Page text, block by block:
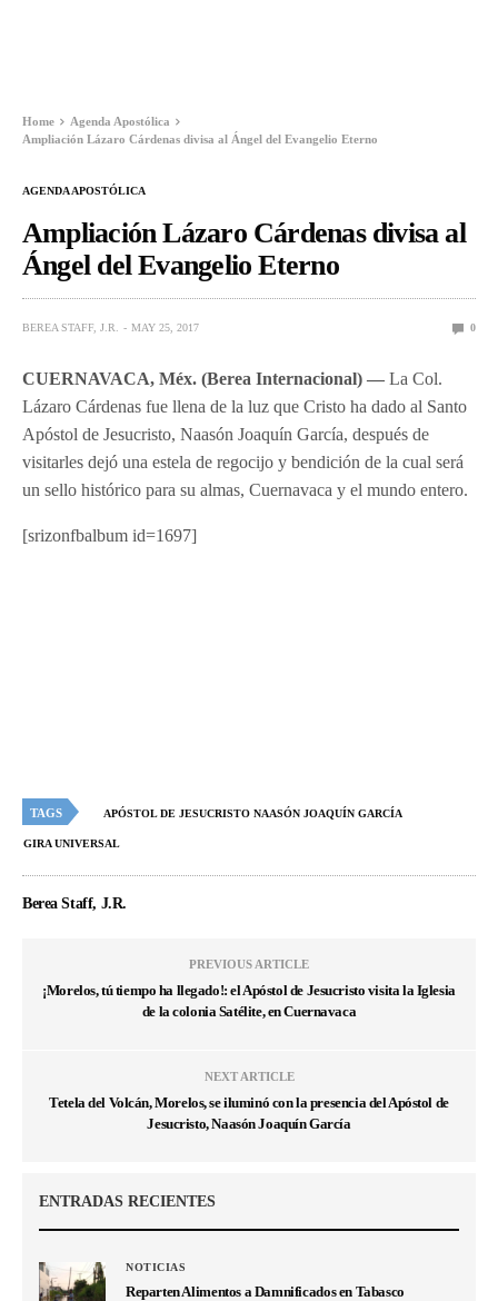
Home
Agenda Apostólica
Ampliación Lázaro Cárdenas divisa al Ángel del Evangelio Eterno
AGENDA APOSTÓLICA
Ampliación Lázaro Cárdenas divisa al
Ángel del Evangelio Eterno
BEREA STAFF, J.R. MAY 25, 2017 0
CUERNAVACA, Méx. (Berea Internacional) — La Col.
Lázaro Cárdenas fue llena de la luz que Cristo ha dado al Santo
Apóstol de Jesucristo, Naasón Joaquín García, después de
visitarles dejó una estela de regocijo y bendición de la cual será
un sello histórico para su almas, Cuernavaca y el mundo entero.
[srizonfbalbum id=1697]
TAGS APÓSTOL DE JESUCRISTO NAASÓN JOAQUÍN GARCÍA
GIRA UNIVERSAL
Berea Staff, J.R.
PREVIOUS ARTICLE
¡Morelos, tú tiempo ha llegado!: el Apóstol de Jesucristo visita la Iglesia
de la colonia Satélite, en Cuernavaca
NEXT ARTICLE
Tetela del Volcán, Morelos, se iluminó con la presencia del Apóstol de
Jesucristo, Naasón Joaquín García
ENTRADAS RECIENTES
NOTICIAS
Reparten Alimentos a Damnificados en Tabasco